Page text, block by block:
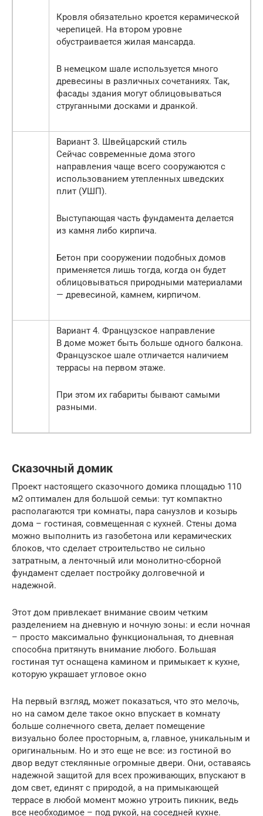
Кровля обязательно кроется керамической
черепицей. На втором уровне
обустраивается жилая мансарда.
В немецком шале используется много
древесины в различных сочетаниях. Так,
фасады здания могут облицовываться
струганными досками и дранкой.
Вариант 3. Швейцарский стиль
Сейчас современные дома этого
направления чаще всего сооружаются с
использованием утепленных шведских
плит (УШП).
Выступающая часть фундамента делается
из камня либо кирпича.
Бетон при сооружении подобных домов
применяется лишь тогда, когда он будет
облицовываться природными материалами
— древесиной, камнем, кирпичом.
Вариант 4. Французское направление
В доме может быть больше одного балкона.
Французское шале отличается наличием
террасы на первом этаже.
При этом их габариты бывают самыми
разными.
Сказочный домик
Проект настоящего сказочного домика площадью 110
м2 оптимален для большой семьи: тут компактно
располагаются три комнаты, пара санузлов и козырь
дома – гостиная, совмещенная с кухней. Стены дома
можно выполнить из газобетона или керамических
блоков, что сделает строительство не сильно
затратным, а ленточный или монолитно-сборной
фундамент сделает постройку долговечной и
надежной.
Этот дом привлекает внимание своим четким
разделением на дневную и ночную зоны: и если ночная
– просто максимально функциональная, то дневная
способна притянуть внимание любого. Большая
гостиная тут оснащена камином и примыкает к кухне,
которую украшает угловое окно
На первый взгляд, может показаться, что это мелочь,
но на самом деле такое окно впускает в комнату
больше солнечного света, делает помещение
визуально более просторным, а, главное, уникальным и
оригинальным. Но и это еще не все: из гостиной во
двор ведут стеклянные огромные двери. Они, оставаясь
надежной защитой для всех проживающих, впускают в
дом свет, единят с природой, а на примыкающей
террасе в любой момент можно утроить пикник, ведь
все необходимое – под рукой, на соседней кухне.